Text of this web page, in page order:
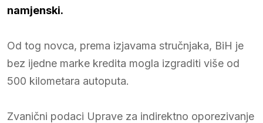
namjenski.
Od tog novca, prema izjavama stručnjaka, BiH je
bez ijedne marke kredita mogla izgraditi više od
500 kilometara autoputa.
Zvanični podaci Uprave za indirektno oporezivanje